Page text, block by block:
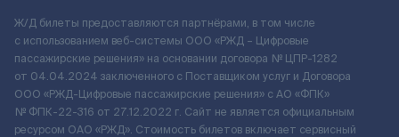
Ж/Д билеты предоставляются партнёрами, в том числе
с использованием веб-системы ООО «РЖД – Цифровые
пассажирские решения» на основании договора № ЦПР-1282
от 04.04.2024 заключенного с Поставщиком услуг и Договора
ООО «РЖД-Цифровые пассажирские решения» c АО «ФПК»
№ ФПК-22-316 от 27.12.2022 г. Сайт не является официальным
ресурсом ОАО «РЖД». Стоимость билетов включает сервисный